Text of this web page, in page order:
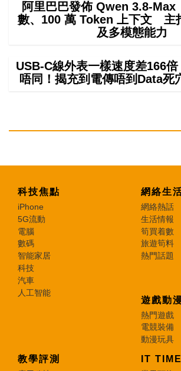
阿里巴巴發佈 Qwen 3.8-
數、100 萬 Token 上下文 主
及多模態能力
USB-C線外表一樣速度差166
唔同！揭充到電傳唔到Data死
科技焦點
iPhone
5G流動
電腦
數碼
智能家居
科技
汽車
人工智能
網絡生
網絡熱話
生活情報
筍買着數
旅遊筍料
熱門話題
遊戲動漫
熱門遊戲
電競裝備
動漫玩具
教學評測 IT